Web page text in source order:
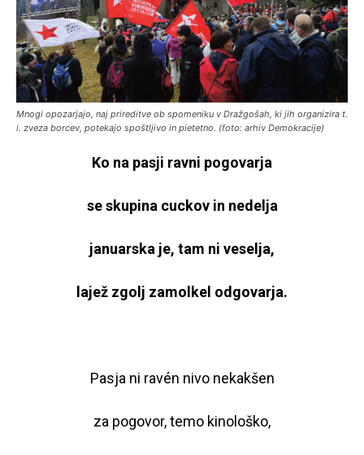
Mnogi opozarjajo, naj prireditve ob spomeniku v Dražgošah, ki jih organizira t.
i. zveza borcev, potekajo spoštljivo in pietetno. (foto: arhiv Demokracije)
Ko na pasji ravni pogovarja
se skupina cuckov in nedelja
januarska je, tam ni veselja,
lajež zgolj zamolkel odgovarja.
Pasja ni ravén nivo nekakšen
za pogovor, temo kinološko,